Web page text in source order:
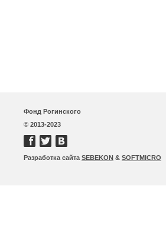
Фонд Рогинского
© 2013-2023
Разработка сайта SEBEKON & SOFTMICRO